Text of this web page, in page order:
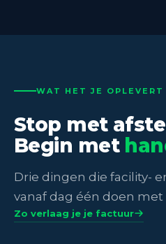
WAT HET JE OPLEVERT
Stop met
Begin met
Drie dingen die facility-
vanaf dag één doen
Zo verlaag je je factuur